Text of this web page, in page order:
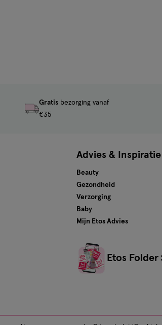
Gratisbezorging vanaf
€35
Advies & Inspiratie
Beauty
Gezondheid
Verzorging
Baby
Mijn Etos Advies
Etos Folder